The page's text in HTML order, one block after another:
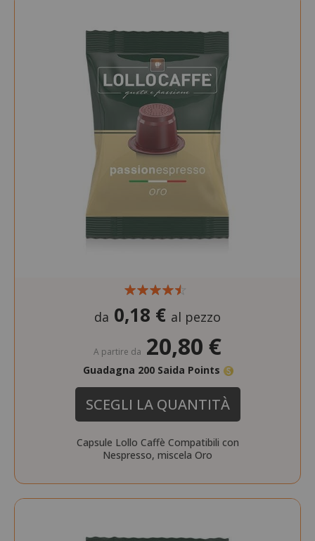
da 0,18 € al pezzo
A partire da 20,80 €
Guadagna 200 Saida Points
SCEGLI LA QUANTITÀ
Capsule Lollo Caffè Compatibili con
Nespresso, miscela Oro